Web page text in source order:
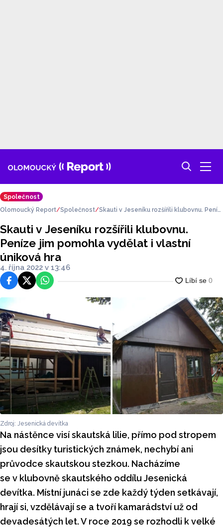
Společnost
Olomoucký Report Společnost Skauti v Jeseníku rozšířili klubovnu. Peníz
a
Skauti v Jeseníku rozšířili klubovnu.
Peníze jim pomohla vydělat i vlastní
úniková hra
4. října 2022 v 13:46
FacebookPlatforma X
WhatsApp
Zdroj: Jesenická devítka
Na nástěnce visí skautská lilie, přímo pod stropem
jsou desítky turistických známek, nechybí ani
průvodce skautskou stezkou. Nacházíme
se v klubovně skautského oddílu Jesenická
devítka. Místní junáci se zde každý týden setkávají,
hrají si, vzdělávají se a tvoří kamarádství už od
devadesátých let. V roce 2019 se rozhodli k velké